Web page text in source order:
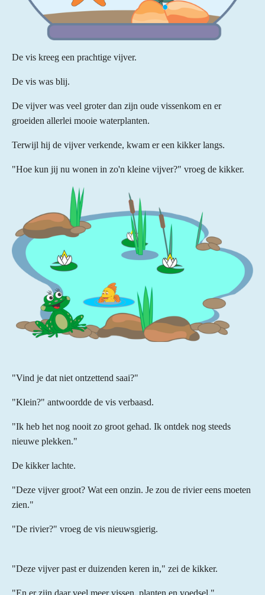
De vis kreeg een prachtige vijver.
De vis was blij.
De vijver was veel groter dan zijn oude vissenkom en er
groeiden allerlei mooie waterplanten.
Terwijl hij de vijver verkende, kwam er een kikker langs.
"Hoe kun jij nu wonen in zo'n kleine vijver?" vroeg de kikker.
"Vind je dat niet ontzettend saai?"
"Klein?" antwoordde de vis verbaasd.
"Ik heb het nog nooit zo groot gehad. Ik ontdek nog steeds
nieuwe plekken."
De kikker lachte.
"Deze vijver groot? Wat een onzin. Je zou de rivier eens moeten
zien."
"De rivier?" vroeg de vis nieuwsgierig.
"Deze vijver past er duizenden keren in," zei de kikker.